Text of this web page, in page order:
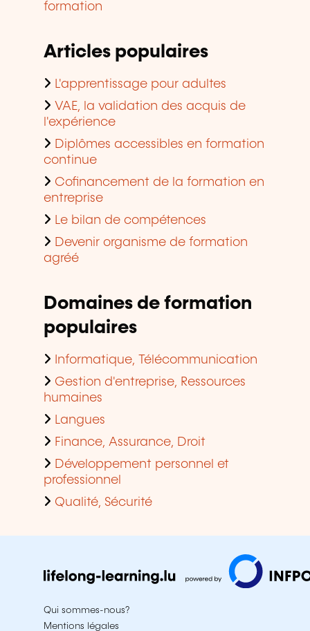
formation
Articles populaires
L'apprentissage pour adultes
VAE, la validation des acquis de
l'expérience
Diplômes accessibles en formation
continue
Cofinancement de la formation en
entreprise
Le bilan de compétences
Devenir organisme de formation
agréé
Domaines de formation
populaires
Informatique, Télécommunication
Gestion d'entreprise, Ressources
humaines
Langues
Finance, Assurance, Droit
Développement personnel et
professionnel
Qualité, Sécurité
Qui sommes-nous?
Mentions légales